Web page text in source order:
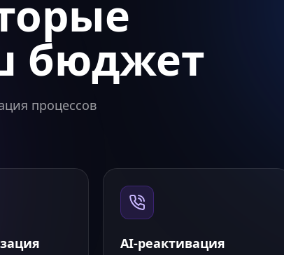
бюджет
процессов
AI-реактивация